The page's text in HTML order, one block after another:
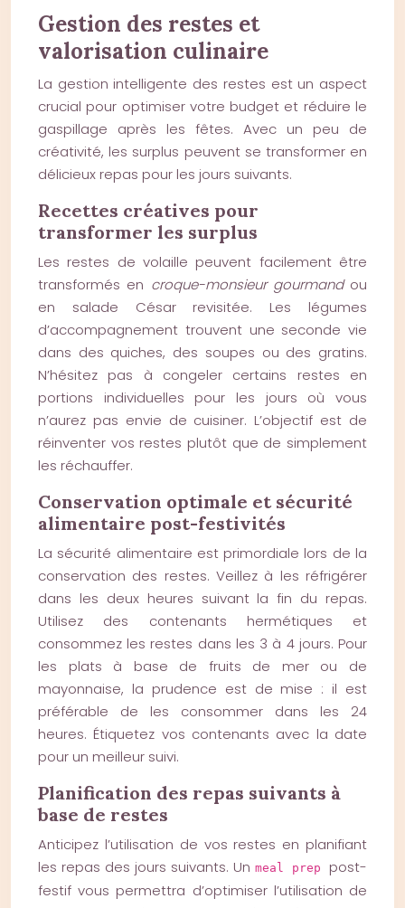
Gestion des restes et
valorisation culinaire
La gestion intelligente des restes est un aspect
crucial pour optimiser votre budget et réduire le
gaspillage après les fêtes. Avec un peu de
créativité, les surplus peuvent se transformer en
délicieux repas pour les jours suivants.
Recettes créatives pour
transformer les surplus
Les restes de volaille peuvent facilement être
transformés en croque-monsieur gourmand ou
en salade César revisitée. Les légumes
d’accompagnement trouvent une seconde vie
dans des quiches, des soupes ou des gratins.
N’hésitez pas à congeler certains restes en
portions individuelles pour les jours où vous
n’aurez pas envie de cuisiner. L’objectif est de
réinventer vos restes plutôt que de simplement
les réchauffer.
Conservation optimale et sécurité
alimentaire post-festivités
La sécurité alimentaire est primordiale lors de la
conservation des restes. Veillez à les réfrigérer
dans les deux heures suivant la fin du repas.
Utilisez des contenants hermétiques et
consommez les restes dans les 3 à 4 jours. Pour
les plats à base de fruits de mer ou de
mayonnaise, la prudence est de mise : il est
préférable de les consommer dans les 24
heures. Étiquetez vos contenants avec la date
pour un meilleur suivi.
Planification des repas suivants à
base de restes
Anticipez l’utilisation de vos restes en planifiant
les repas des jours suivants. Un meal prep post-
festif vous permettra d’optimiser l’utilisation de